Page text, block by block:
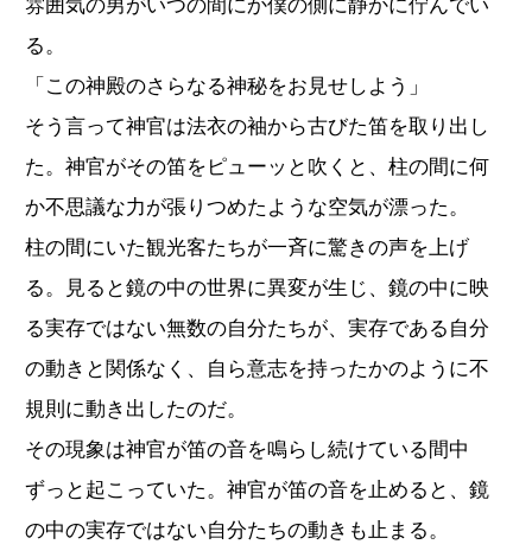
雰囲気の男がいつの間にか僕の側に静かに佇んでい
る。
「この神殿のさらなる神秘をお見せしよう」
そう言って神官は法衣の袖から古びた笛を取り出し
た。神官がその笛をピューッと吹くと、柱の間に何
か不思議な力が張りつめたような空気が漂った。
柱の間にいた観光客たちが一斉に驚きの声を上げ
る。見ると鏡の中の世界に異変が生じ、鏡の中に映
る実存ではない無数の自分たちが、実存である自分
の動きと関係なく、自ら意志を持ったかのように不
規則に動き出したのだ。
その現象は神官が笛の音を鳴らし続けている間中
ずっと起こっていた。神官が笛の音を止めると、鏡
の中の実存ではない自分たちの動きも止まる。